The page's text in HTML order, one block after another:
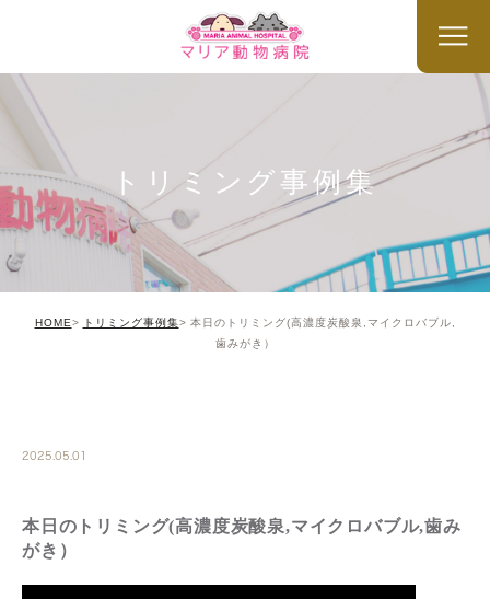
トリミング事例集
HOME トリミング事例集
本日のトリミング(高濃度炭酸泉,マイクロバブル,
歯みがき）
2025.05.01
本日のトリミング(高濃度炭酸泉,マイクロバブル,歯み
がき）